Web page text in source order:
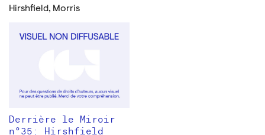
Hirshfield, Morris
Derrière le Miroir
n°35: Hirshfield